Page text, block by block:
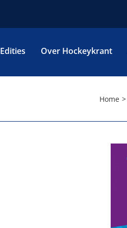
Edities Over Hockeykrant
Home